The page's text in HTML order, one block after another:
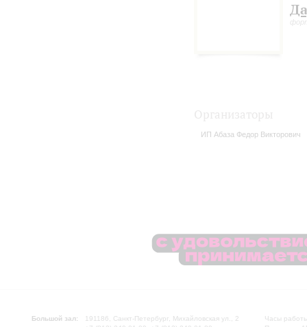
ИП Абаза Федор Викторович
Большой зал:
191186, Санкт-Петербург, Михайловская ул., 2
Часы